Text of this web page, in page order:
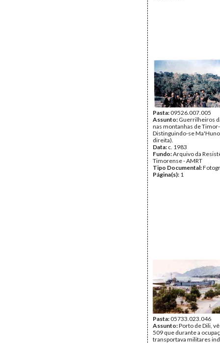
Pasta:09526.007.005
Assunto: Guerrilheiros
nas montanhas de
Distinguindo-se Ma'Huno
direita).
Data: c. 1983
Fundo:Arquivo da
Timorense - AMRT
Tipo Documental:
Página(s): 1
Pasta:05733.023.046
Assunto:Porto de Dili,
509 que durante a
transportava militares